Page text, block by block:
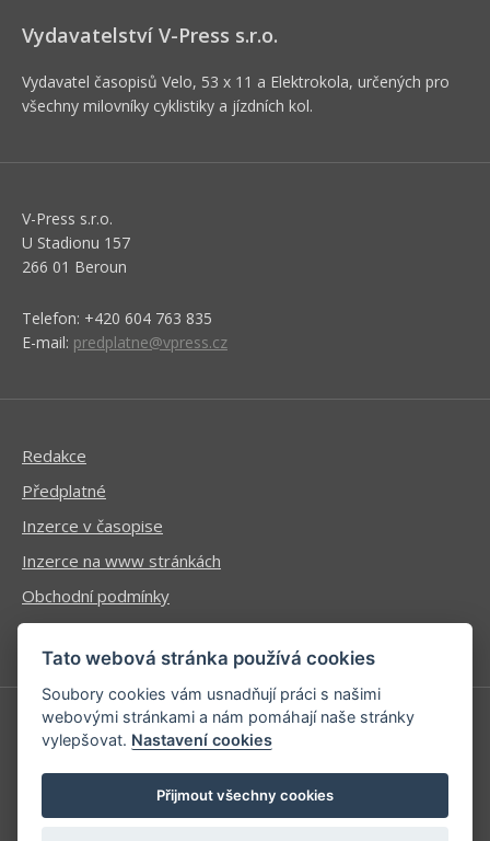
Vydavatelství V-Press s.r.o.
Vydavatel časopisů Velo, 53 x 11 a Elektrokola, určených pro
všechny milovníky cyklistiky a jízdních kol.
V-Press s.r.o.
U Stadionu 157
266 01 Beroun
Telefon: +420 604 763 835
E-mail: predplatne@vpress.cz
Redakce
Předplatné
Inzerce v časopise
Inzerce na www stránkách
Obchodní podmínky
Ochrana osobních údajů
Příhlášení | Registrace
Kontaktní informace
Mapa stránek
Tato webová stránka používá cookies
Soubory cookies vám usnadňují práci s našimi
webovými stránkami a nám pomáhají naše stránky
vylepšovat. Nastavení cookies
Přijmout všechny cookies